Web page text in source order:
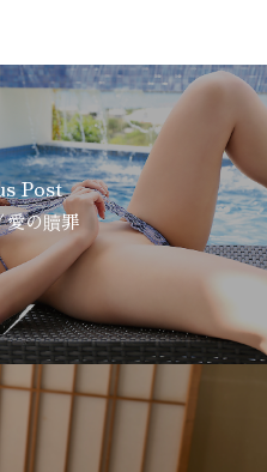
Post
愛の贖罪